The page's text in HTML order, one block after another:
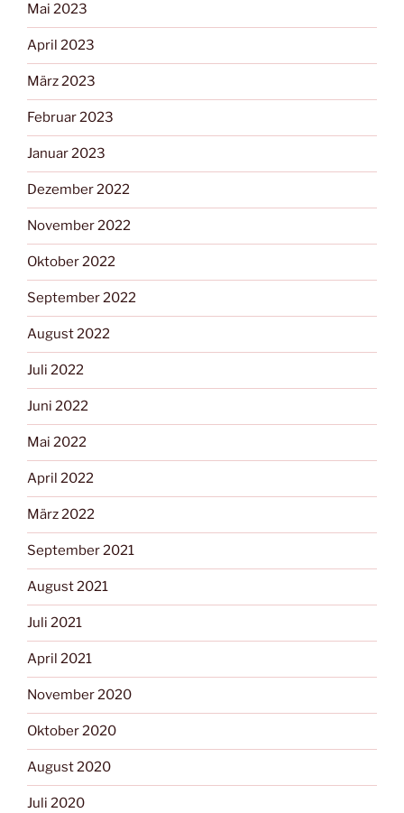
Mai 2023
April 2023
März 2023
Februar 2023
Januar 2023
Dezember 2022
November 2022
Oktober 2022
September 2022
August 2022
Juli 2022
Juni 2022
Mai 2022
April 2022
März 2022
September 2021
August 2021
Juli 2021
April 2021
November 2020
Oktober 2020
August 2020
Juli 2020